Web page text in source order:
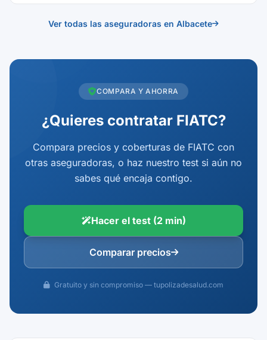
Ver todas las aseguradoras en Albacete
COMPARA Y AHORRA
¿Quieres contratar FIATC?
Compara precios y coberturas de FIATC con
otras aseguradoras, o haz nuestro test si aún no
sabes qué encaja contigo.
Hacer el test (2 min)
Comparar precios
Gratuito y sin compromiso — tupolizadesalud.com